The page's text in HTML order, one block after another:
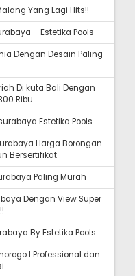
Yang Lagi Hits!!
– Estetika Pools
Dengan Desain Paling
Di kuta Bali Dengan
Ribu
Estetika Pools
Harga Borongan
Bersertifikat
Paling Murah
Dengan View Super
By Estetika Pools
I Professional dan